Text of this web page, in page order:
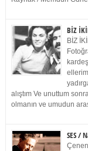
BİZ
BİZ
alıştım Ve unuttum
olmanın ve umudun
SES /